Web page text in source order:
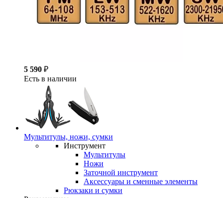
5 590 ₽
Есть в наличии
Мультитулы, ножи, сумки
Инструмент
Мультитулы
Ножи
Заточной инструмент
Аксессуары и сменные элементы
Рюкзаки и сумки